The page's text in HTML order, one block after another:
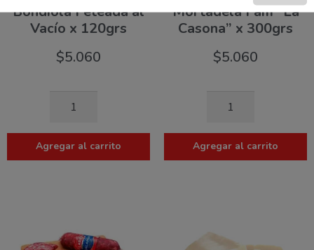
Bondiola Feteada al
Vacío x 120grs
$5.060
Agregar al carrito
Mortadela Fam “La
Casona” x 300grs
$5.060
Agregar al carrito